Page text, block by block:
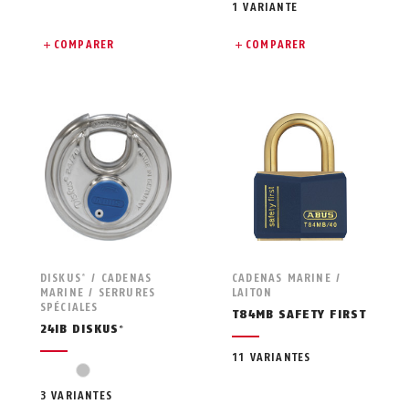
COMPARER
1 VARIANTE
COMPARER
DISKUS ®
/ CADENAS
MARINE / SERRURES
SPÉCIALES
24IB DISKUS ®
argent
3 VARIANTES
CADENAS MARINE /
LAITON
T84MB SAFETY FIRST
11 VARIANTES